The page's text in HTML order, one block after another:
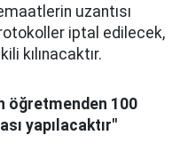
uzantısı
iptal edilecek,
kılınacaktır.
öğretmenden 100
yapılacaktır"